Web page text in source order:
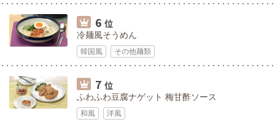
6 位
冷麺風そうめん
韓国風 その他麺類
7 位
ふわふわ豆腐ナゲット 梅甘酢ソース
和風 洋風